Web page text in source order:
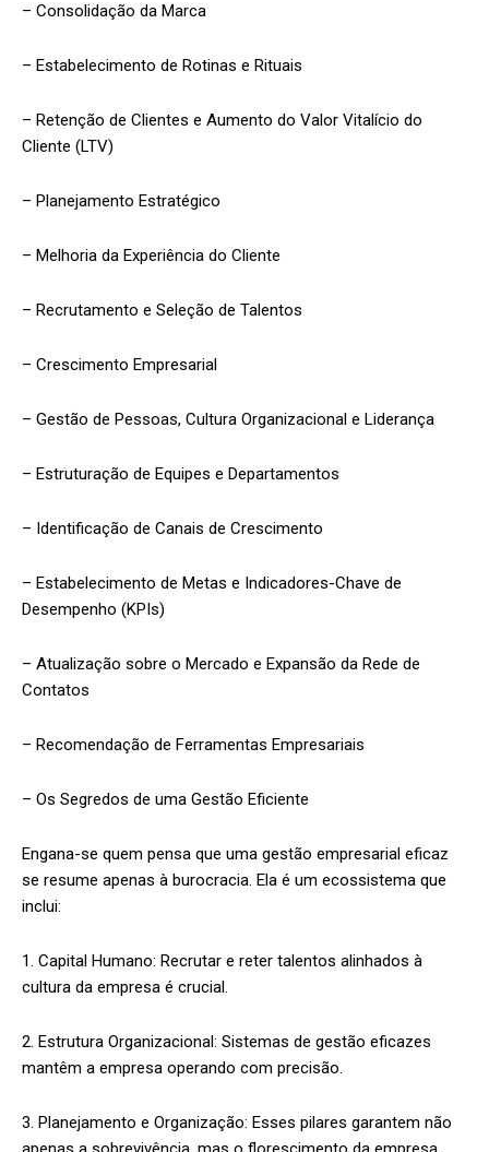
– Consolidação da Marca
– Estabelecimento de Rotinas e Rituais
– Retenção de Clientes e Aumento do Valor Vitalício do
Cliente (LTV)
– Planejamento Estratégico
– Melhoria da Experiência do Cliente
– Recrutamento e Seleção de Talentos
– Crescimento Empresarial
– Gestão de Pessoas, Cultura Organizacional e Liderança
– Estruturação de Equipes e Departamentos
– Identificação de Canais de Crescimento
– Estabelecimento de Metas e Indicadores-Chave de
Desempenho (KPIs)
– Atualização sobre o Mercado e Expansão da Rede de
Contatos
– Recomendação de Ferramentas Empresariais
– Os Segredos de uma Gestão Eficiente
Engana-se quem pensa que uma gestão empresarial eficaz
se resume apenas à burocracia. Ela é um ecossistema que
inclui:
1. Capital Humano: Recrutar e reter talentos alinhados à
cultura da empresa é crucial.
2. Estrutura Organizacional: Sistemas de gestão eficazes
mantêm a empresa operando com precisão.
3. Planejamento e Organização: Esses pilares garantem não